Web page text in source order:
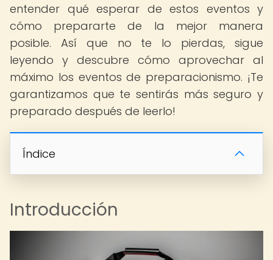
entender qué esperar de estos eventos y
cómo prepararte de la mejor manera
posible. Así que no te lo pierdas, sigue
leyendo y descubre cómo aprovechar al
máximo los eventos de preparacionismo. ¡Te
garantizamos que te sentirás más seguro y
preparado después de leerlo!
Índice
Introducción